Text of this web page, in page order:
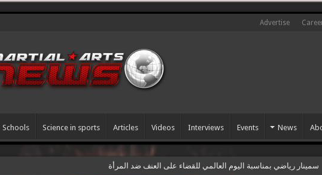
Advertise
News
Events
Interviews
Videos
Articles
Science in sports
Schools
سمينار رياضي بمناسبة اليوم العالمي للقضاء على العنف ضد المرأة